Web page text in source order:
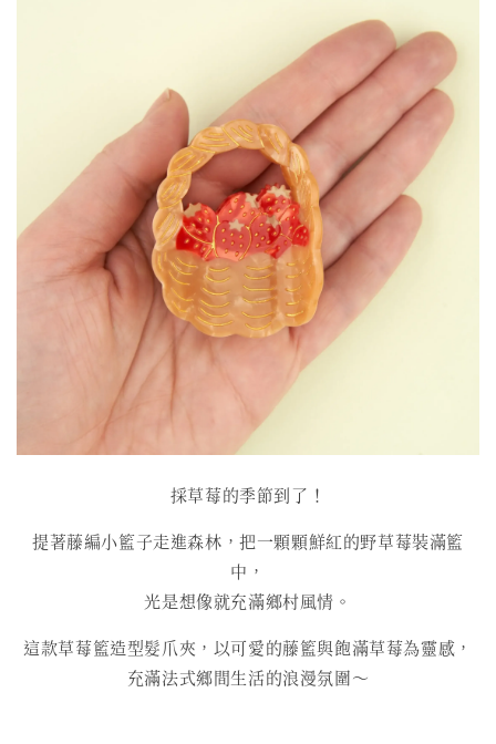
採草莓的季節到了！
提著藤編小籃子走進森林，把一顆顆鮮紅的野草莓裝滿籃
中，
光是想像就充滿鄉村風情。
這款草莓籃造型髮爪夾，以可愛的藤籃與飽滿草莓為靈感，
充滿法式鄉間生活的浪漫氛圍～